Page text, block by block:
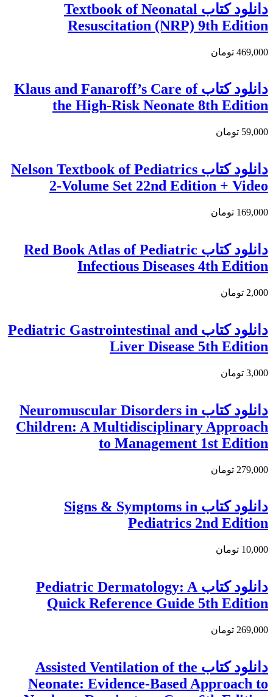
دانلود کتاب Textbook of Neonatal
Resuscitation (NRP) 9th Edition
469,000 تومان
دانلود کتاب Klaus and Fanaroff’s Care of
the High-Risk Neonate 8th Edition
59,000 تومان
دانلود كتاب Nelson Textbook of Pediatrics
2-Volume Set 22nd Edition + Video
169,000 تومان
دانلود کتاب Red Book Atlas of Pediatric
Infectious Diseases 4th Edition
2,000 تومان
دانلود کتاب Pediatric Gastrointestinal and
Liver Disease 5th Edition
3,000 تومان
دانلود کتاب Neuromuscular Disorders in
Children: A Multidisciplinary Approach
to Management 1st Edition
279,000 تومان
دانلود كتاب Signs & Symptoms in
Pediatrics 2nd Edition
10,000 تومان
دانلود کتاب Pediatric Dermatology: A
Quick Reference Guide 5th Edition
269,000 تومان
دانلود کتاب Assisted Ventilation of the
Neonate: Evidence-Based Approach to